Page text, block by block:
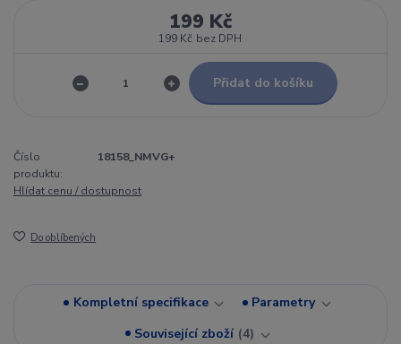
199 Kč
199 Kč bez DPH
Přidat do košíku
Číslo
produktu:
18158_NMVG+
Hlídat cenu / dostupnost
Do oblíbených
Kompletní specifikace
Parametry
Související zboží 4